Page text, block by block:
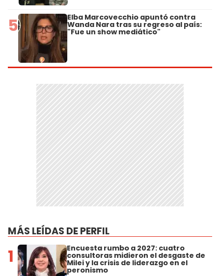
5 Elba Marcovecchio apuntó contra
Wanda Nara tras su regreso al país:
"Fue un show mediático"
MÁS LEÍDAS DE PERFIL
1 Encuesta rumbo a 2027: cuatro
consultoras midieron el desgaste de
Milei y la crisis de liderazgo en el
peronismo